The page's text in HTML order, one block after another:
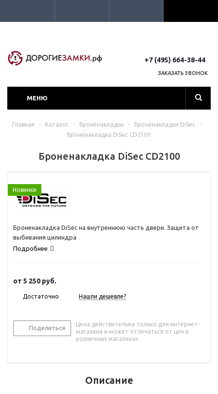
+7 (495) 664-38-44
ЗАКАЗАТЬ ЗВОНОК
МЕНЮ
Главная - Каталог - Броненакладки - Броненакладки DiSec
-
Броненакладка DiSec CD2100
Броненакладка DiSec CD2100
Новинки
Броненакладка DiSec на внутреннюю часть двери. Защита от
выбивания цилиндра
Подробнее
от 5 250 руб.
Достаточно Нашли дешевле?
Поделиться
Цена действительна только для интернет-
магазина и может отличаться от цен в
розничных магазинах
Описание